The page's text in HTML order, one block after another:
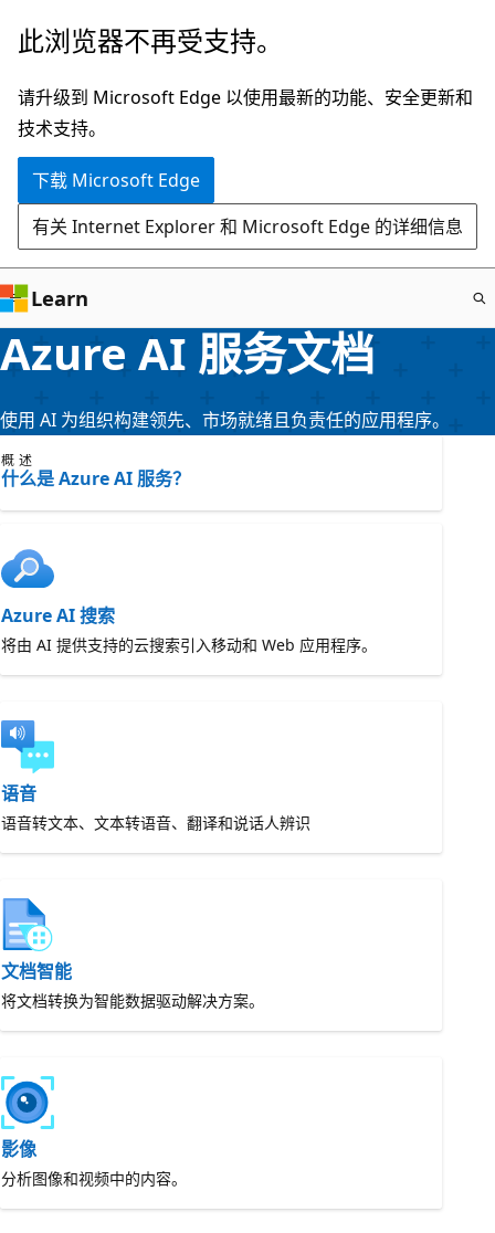
跳
主
要
内
此浏览器不再受支持。
请升级到 Microsoft Edge 以使用最新的功能、安全更新和
技术支持。
下载 Microsoft Edge
有关 Internet Explorer 和 Microsoft Edge 的详细信息
Learn
Azure AI 服务文档
使用 AI 为组织构建领先、市场就绪且负责任的应用程序。
概述
什么是 Azure AI 服务？
Azure AI 搜索
将由 AI 提供支持的云搜索引入移动和 Web 应用程序。
语音
语音转文本、文本转语音、翻译和说话人辨识
文档智能
将文档转换为智能数据驱动解决方案。
影像
分析图像和视频中的内容。